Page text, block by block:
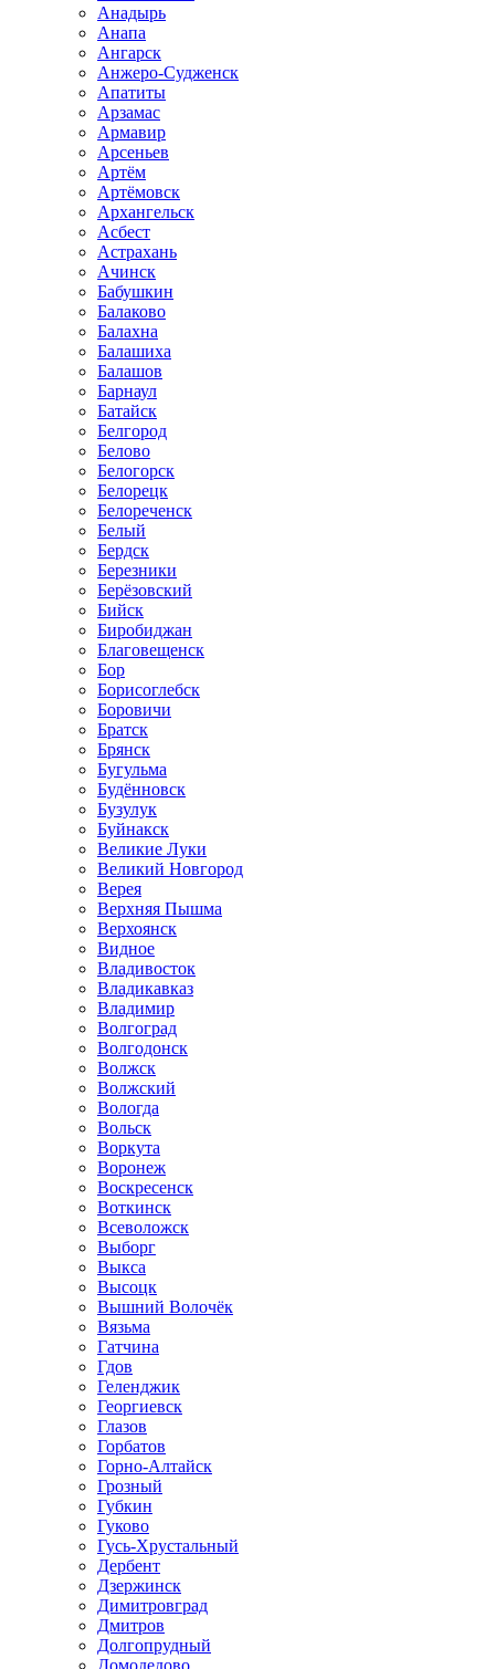
Анадырь
Анапа
Ангарск
Анжеро-Судженск
Апатиты
Арзамас
Армавир
Арсеньев
Артём
Артёмовск
Архангельск
Асбест
Астрахань
Ачинск
Бабушкин
Балаково
Балахна
Балашиха
Балашов
Барнаул
Батайск
Белгород
Белово
Белогорск
Белорецк
Белореченск
Белый
Бердск
Березники
Берёзовский
Бийск
Биробиджан
Благовещенск
Бор
Борисоглебск
Боровичи
Братск
Брянск
Бугульма
Будённовск
Бузулук
Буйнакск
Великие Луки
Великий Новгород
Верея
Верхняя Пышма
Верхоянск
Видное
Владивосток
Владикавказ
Владимир
Волгоград
Волгодонск
Волжск
Волжский
Вологда
Вольск
Воркута
Воронеж
Воскресенск
Воткинск
Всеволожск
Выборг
Выкса
Высоцк
Вышний Волочёк
Вязьма
Гатчина
Гдов
Геленджик
Георгиевск
Глазов
Горбатов
Горно-Алтайск
Грозный
Губкин
Гуково
Гусь-Хрустальный
Дербент
Дзержинск
Димитровград
Дмитров
Долгопрудный
Домодедово